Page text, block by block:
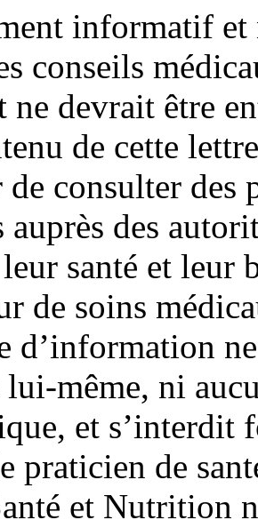
informatif et
conseils
ne devrait être
de cette
de consulter des
auprès des
santé et leur
de soins
d’information
lui-même, ni
et s’interdit
praticien de
et Nutrition